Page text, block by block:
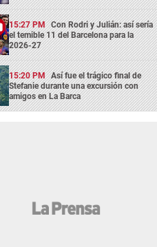
15:27 PM Con Rodri y Julián: así sería
el temible 11 del Barcelona para la
2026-27
15:20 PM Así fue el trágico final de
Stefanie durante una excursión con
amigos en La Barca